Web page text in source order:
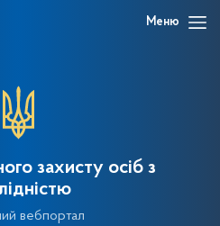
Меню
захисту осіб з
вебпортал